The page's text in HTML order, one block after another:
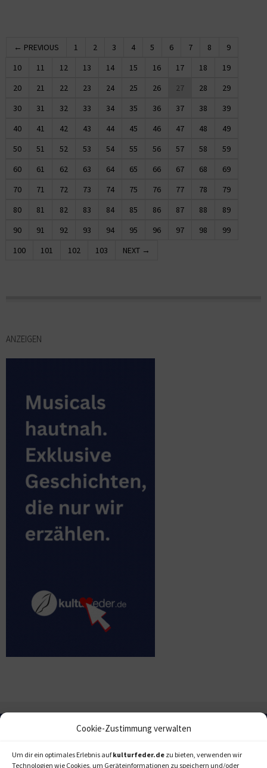
Cookie-Zustimmung verwalten
Um dir ein optimales Erlebnis aufkulturfeder.de zu bieten, verwenden wir
Technologien wie Cookies, um Geräteinformationen zu speichern und/oder
← PREVIOUS 1 2 3 4 5 6 7 8
9
10
11 12 13 14 15 16 17 18
19
20
21 22 23 24 25 26 27 28
29
30
31 32 33 34 35 36 37 38
39
40
41 42 43 44 45 46 47 48
49
50
51 52 53 54 55 56 57 58
59
60
61 62 63 64 65 66 67 68
69
70
71 72 73 74 75 76 77 78
79
80
81 82 83 84 85 86 87 88
89
90
91 92 93 94 95 96 97 98
99
100
101 102 103 NEXT →
ANZEIGEN